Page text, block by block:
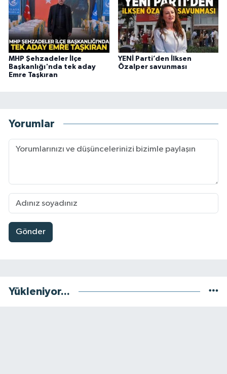
MHP Şehzadeler İlçe
Başkanlığı'nda tek aday
Emre Taşkıran
YENİ Parti’den İlksen
Özalper savunması
Yorumlar
Gönder
Yükleniyor...